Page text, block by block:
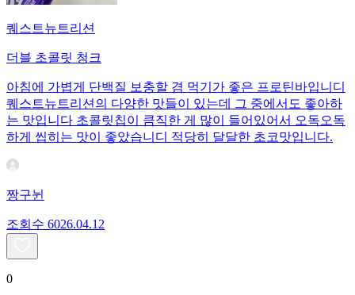
퀘스트뉴트리션
더블 초콜릿 청크
아침에 가볍게 단백질 보충할 겸 먹기가 좋은 프로틴바입니디
퀘스트뉴트리션의 다양한 맛들이 있는데 그 중에서도 좋아하
는 맛입니다 초콜릿칩이 큼직한 게 많이 들어있어서 오독오독
하게 씹히는 맛이 좋았습니디 적당히 달달한 초코맛입니다.
짱구뉜
조회수 6026.04.12
0